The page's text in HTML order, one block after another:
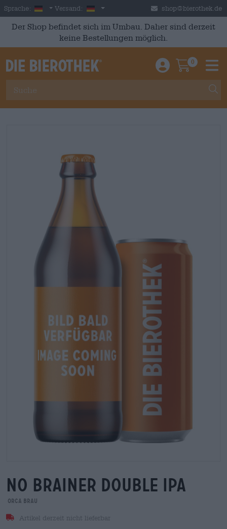
Skip to main content
Sprache: German
Versand: Deutschland shop@bierothek.de
Der Shop befindet sich im Umbau. Daher sind derzeit
keine Bestellungen möglich.
Einloggen /
0
no brainer double ipa
orca brau
Artikel derzeit nicht lieferbar